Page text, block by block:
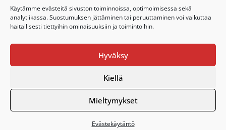
Käytämme evästeitä sivuston toiminnoissa, optimoimisessa sekä
analytiikassa. Suostumuksen jättäminen tai peruuttaminen voi vaikuttaa
haitallisesti tiettyihin ominaisuuksiin ja toimintoihin.
Hyväksy
Kiellä
Mieltymykset
Evästekäytäntö
maanantaista perjantaihin klo 9-15
Instagram
·Toteutus ja ylläpitoMMD Networks